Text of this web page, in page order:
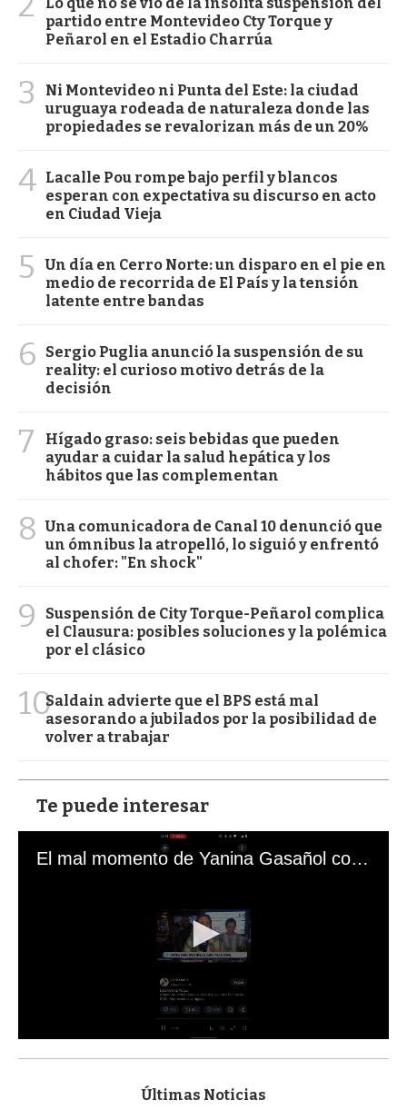
partido entre Montevideo Cty Torque y
Peñarol en el Estadio Charrúa
3
Ni Montevideo ni Punta del Este: la ciudad
uruguaya rodeada de naturaleza donde las
propiedades se revalorizan más de un 20%
4 Lacalle Pou rompe bajo perfil y blancos
esperan con expectativa su discurso en acto
en Ciudad Vieja
5
Un día en Cerro Norte: un disparo en el pie en
medio de recorrida de El País y la tensión
latente entre bandas
6
Sergio Puglia anunció la suspensión de su
reality: el curioso motivo detrás de la
decisión
7
Hígado graso: seis bebidas que pueden
ayudar a cuidar la salud hepática y los
hábitos que las complementan
8 Una comunicadora de Canal 10 denunció que
un ómnibus la atropelló, lo siguió y enfrentó
al chofer: "En shock"
9
Suspensión de City Torque-Peñarol complica
el Clausura: posibles soluciones y la polémica
por el clásico
10Saldain advierte que el BPS está mal
asesorando a jubilados por la posibilidad de
volver a trabajar
Te puede interesar
El mal momento de Yanina Gasañol con un hincha argentino en "Subrayado"
s
Últimas Noticias